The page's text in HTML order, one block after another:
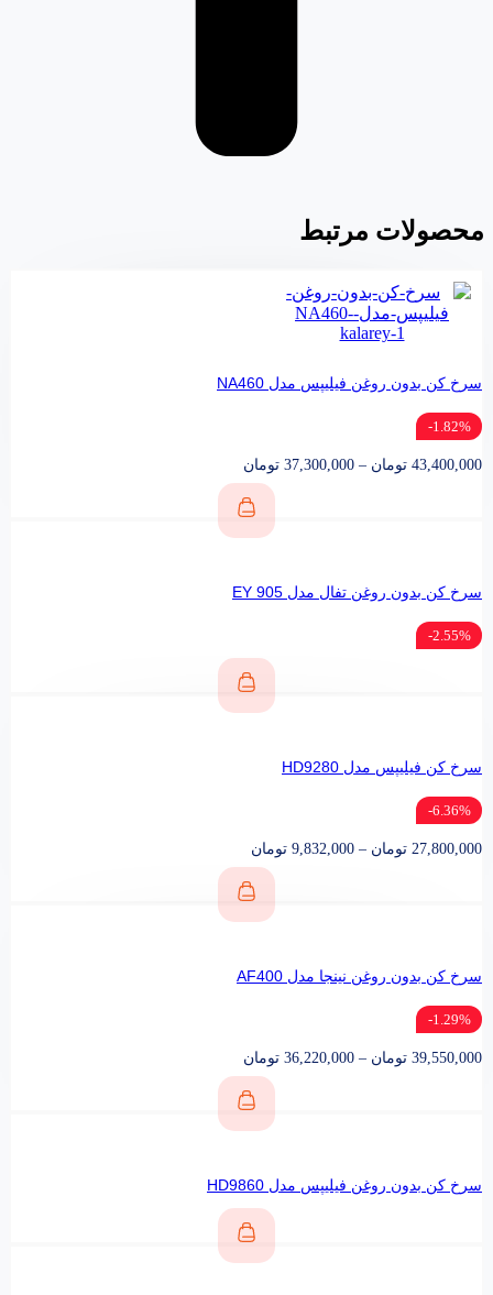
محصولات مرتبط
سرخ‌ کن بدون روغن فیلیپس مدل NA460
1.82%-
43,400,000 تومان –
37,300,000 تومان
سرخ كن بدون روغن تفال مدل EY 905
2.55%-
سرخ کن فیلیپس مدل HD9280
6.36%-
27,800,000 تومان –
9,832,000 تومان
سرخ کن بدون روغن نینجا مدل AF400
1.29%-
39,550,000 تومان –
36,220,000 تومان
سرخ کن بدون روغن فیلیپس مدل HD9860